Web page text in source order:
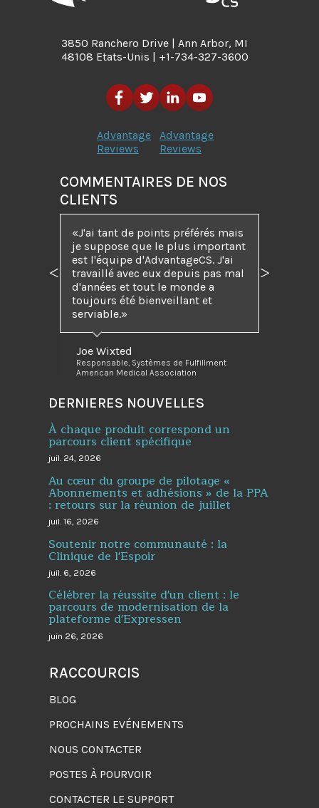
3850 Ranchero Drive | Ann Arbor, MI
48108 Etats-Unis | +1-734-327-3600
Advantage
Reviews
Advantage
Reviews
COMMENTAIRES DE NOS
CLIENTS
J'ai tant de points préférés mais
je suppose que le plus important
est l'équipe d'AdvantageCS. J'ai
travaillé avec eux depuis pas mal
d'années et tout le monde a
toujours été bienveillant et
serviable.
Joe Wixted
Responsable, Systèmes de Fulfillment
American Medical Association
Précédent Suivant
DERNIERES NOUVELLES
À chaque produit correspond un
parcours client spécifique
juil. 24, 2026
Au cœur du groupe de pilotage «
Abonnements et adhésions » de la PPA
: retours sur la réunion de juillet
juil. 16, 2026
Soutenir notre communauté : la
Clinique de l'Espoir
juil. 6, 2026
Célébrer la réussite d'un client : le
parcours de modernisation de la
plateforme d'Expressen
juin 26, 2026
RACCOURCIS
BLOG
PROCHAINS EVÉNEMENTS
NOUS CONTACTER
POSTES À POURVOIR
CONTACTER LE SUPPORT